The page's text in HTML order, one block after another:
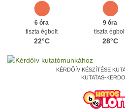
6 óra
tiszta égbolt
22°C
9 óra
tiszta
28°C
KÉRDŐÍV KÉSZÍTÉSE
KUTATAS-